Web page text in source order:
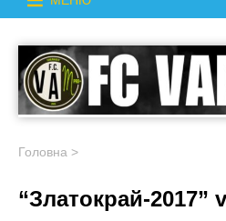
Головна >
“Златокрай-2017”